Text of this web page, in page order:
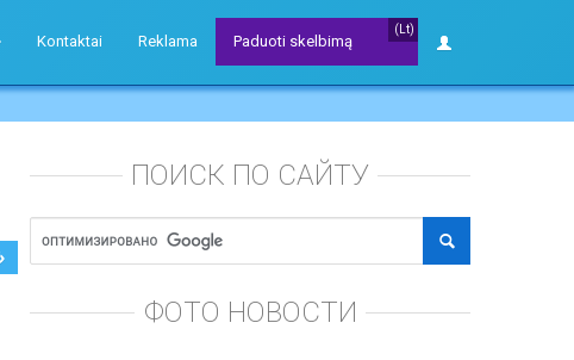
Kontaktai Reklama
(Lt)
Paduoti skelbimą
ПОИСК ПО САЙТУ
ФОТО НОВОСТИ